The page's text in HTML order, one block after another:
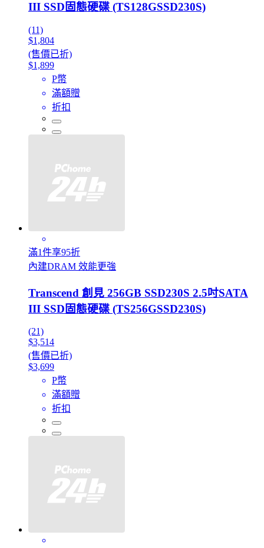
III SSD固態硬碟 (TS128GSSD230S)
(11)
$1,804
(售價已折)
$1,899
P幣
滿額贈
折扣
滿1件享95折
內建DRAM 效能更強
Transcend 創見 256GB SSD230S 2.5吋SATA
III SSD固態硬碟 (TS256GSSD230S)
(21)
$3,514
(售價已折)
$3,699
P幣
滿額贈
折扣